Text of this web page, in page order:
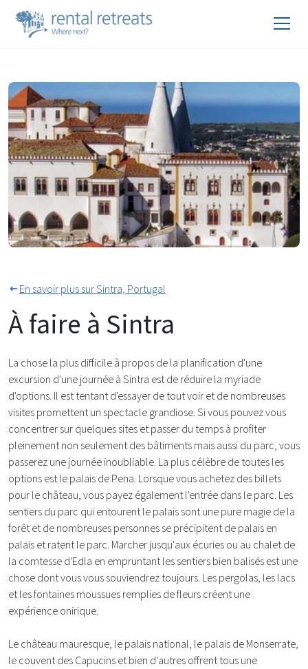
En savoir plus sur Sintra, Portugal
À faire à Sintra
La chose la plus difficile à propos de la planification d'une
excursion d'une journée à Sintra est de réduire la myriade
d'options. Il est tentant d'essayer de tout voir et de nombreuses
visites promettent un spectacle grandiose. Si vous pouvez vous
concentrer sur quelques sites et passer du temps à profiter
pleinement non seulement des bâtiments mais aussi du parc, vous
passerez une journée inoubliable. La plus célèbre de toutes les
options est le palais de Pena. Lorsque vous achetez des billets
pour le château, vous payez également l'entrée dans le parc. Les
sentiers du parc qui entourent le palais sont une pure magie de la
forêt et de nombreuses personnes se précipitent de palais en
palais et ratent le parc. Marcher jusqu'aux écuries ou au chalet de
la comtesse d'Edla en empruntant les sentiers bien balisés est une
chose dont vous vous souviendrez toujours. Les pergolas, les lacs
et les fontaines moussues remplies de fleurs créent une
expérience onirique.
Le château mauresque, le palais national, le palais de Monserrate,
le couvent des Capucins et bien d'autres offrent tous une